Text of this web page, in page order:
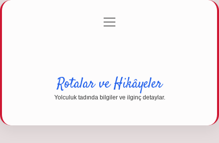
Gizlilik Politikası
menüyü
Rotalar ve Hikâyeler
Yolculuk tadında bilgiler ve ilginç detaylar.